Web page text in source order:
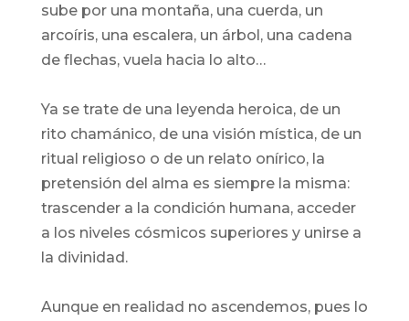
sube por una montaña, una cuerda, un
arcoíris, una escalera, un árbol, una cadena
de flechas, vuela hacia lo alto…
Ya se trate de una leyenda heroica, de un
rito chamánico, de una visión mística, de un
ritual religioso o de un relato onírico, la
pretensión del alma es siempre la misma:
trascender a la condición humana, acceder
a los niveles cósmicos superiores y unirse a
la divinidad.
Aunque en realidad no ascendemos, pues lo